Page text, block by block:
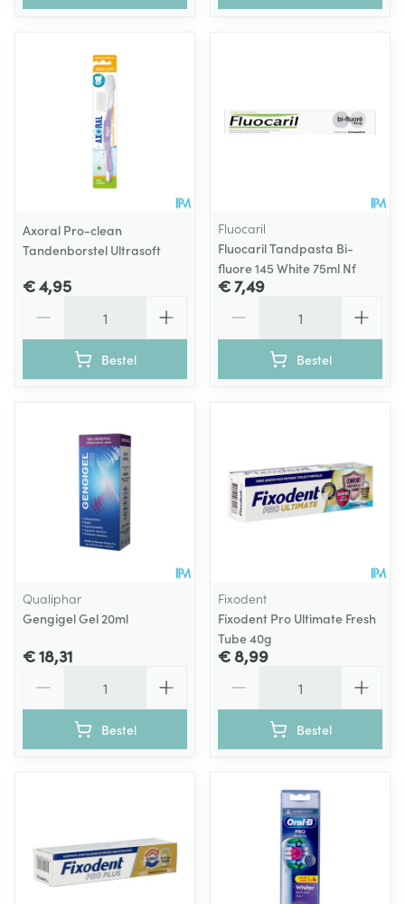
Axoral Pro-clean
Tandenborstel Ultrasoft
€ 4,95
Bestel
Fluocaril
Fluocaril Tandpasta Bi-
fluore 145 White 75ml Nf
€ 7,49
Bestel
Qualiphar
Gengigel Gel 20ml
€ 18,31
Bestel
Fixodent
Fixodent Pro Ultimate Fresh
Tube 40g
€ 8,99
Bestel